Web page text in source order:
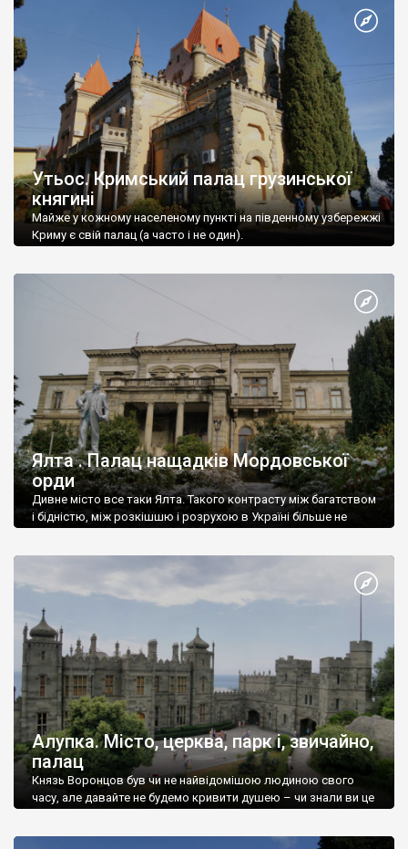
Утьос. Кримський палац грузинської
княгині
Майже у кожному населеному пункті на південному узбережжі
Криму є свій палац (а часто і не один).
Ялта . Палац нащадків Мордовської
орди
Дивне місто все таки Ялта. Такого контрасту між багатством
і бідністю, між розкішшю і розрухою в Україні більше не
Алупка. Місто, церква, парк і, звичайно,
палац
Князь Воронцов був чи не найвідомішою людиною свого
часу, але давайте не будемо кривити душею – чи знали ви це